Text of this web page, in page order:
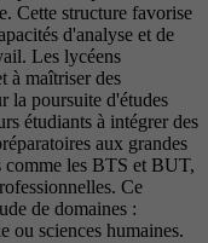
Cette structure favorise
d'analyse et de
Les lycéens
à maîtriser des
la poursuite d'études
étudiants à intégrer des
aux grandes
comme les BTS et BUT,
Ce
de domaines :
ou sciences humaines.